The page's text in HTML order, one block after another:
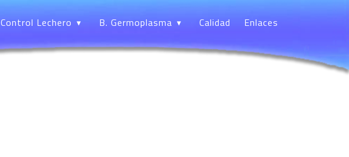
Control Lechero B. Germoplasma Calidad Enlaces